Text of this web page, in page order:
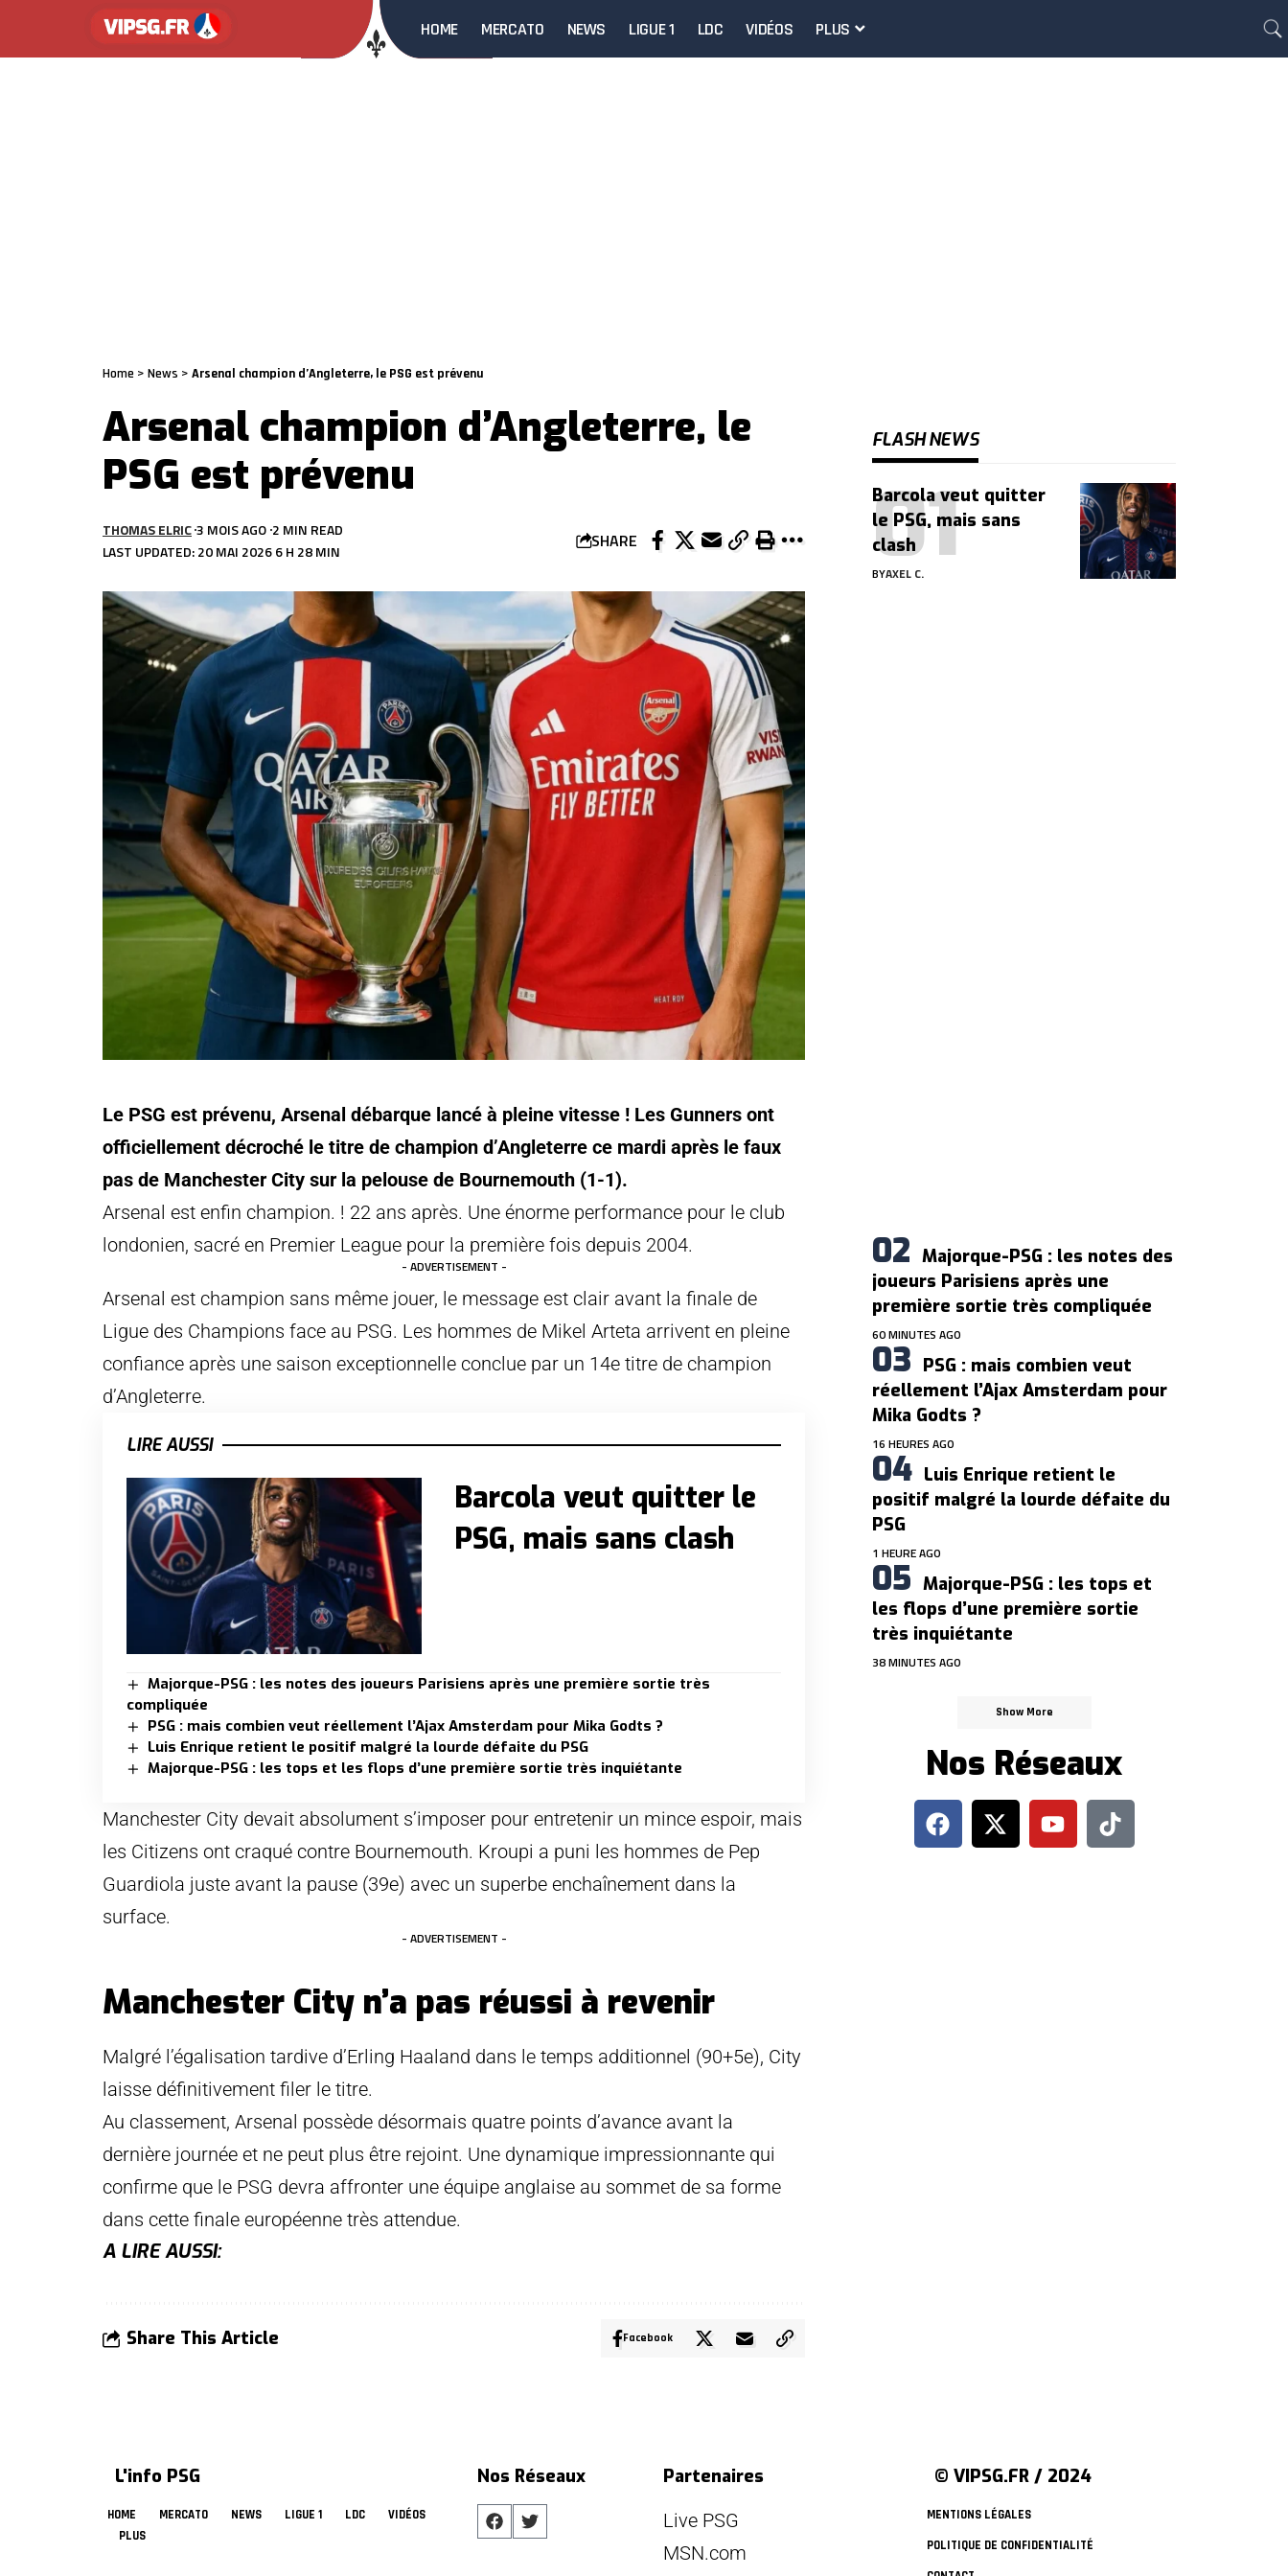
HOME MERCATO NEWS LIGUE 1 LDC VIDÉOS PLUS
Home > News > Arsenal champion d’Angleterre, le PSG est prévenu
Arsenal champion d’Angleterre, le
PSG est prévenu
LAST UPDATED: 20 MAI 2026 6 H 28 MIN
THOMAS ELRIC 3 MOIS AGO 2 MIN READ SHARE
Le PSG est prévenu, Arsenal débarque lancé à pleine vitesse ! Les Gunners ont
officiellement décroché le titre de champion d’Angleterre ce mardi après le faux
pas de Manchester City sur la pelouse de Bournemouth (1-1).
Arsenal est enfin champion. ! 22 ans après. Une énorme performance pour le club
londonien, sacré en Premier League pour la première fois depuis 2004.
- ADVERTISEMENT -
Arsenal est champion sans même jouer, le message est clair avant la finale de
Ligue des Champions face au PSG. Les hommes de Mikel Arteta arrivent en pleine
confiance après une saison exceptionnelle conclue par un 14e titre de champion
d’Angleterre.
LIRE AUSSI
Barcola veut quitter le
PSG, mais sans clash
Majorque-PSG : les notes des joueurs Parisiens après une première sortie très
compliquée
PSG : mais combien veut réellement l’Ajax Amsterdam pour Mika Godts ?
Luis Enrique retient le positif malgré la lourde défaite du PSG
Majorque-PSG : les tops et les flops d’une première sortie très inquiétante
Manchester City devait absolument s’imposer pour entretenir un mince espoir, mais
les Citizens ont craqué contre Bournemouth. Kroupi a puni les hommes de Pep
Guardiola juste avant la pause (39e) avec un superbe enchaînement dans la
surface.
- ADVERTISEMENT -
Manchester City n’a pas réussi à revenir
Malgré l’égalisation tardive d’Erling Haaland dans le temps additionnel (90+5e), City
laisse définitivement filer le titre.
Au classement, Arsenal possède désormais quatre points d’avance avant la
dernière journée et ne peut plus être rejoint. Une dynamique impressionnante qui
confirme que le PSG devra affronter une équipe anglaise au sommet de sa forme
dans cette finale européenne très attendue.
A LIRE AUSSI:
Share This Article Facebook
FLASH NEWS
Barcola veut quitter
le PSG, mais sans
clash
BYAXEL C.
Majorque-PSG : les notes des
joueurs Parisiens après une
première sortie très compliquée
60 MINUTES AGO
PSG : mais combien veut
réellement l’Ajax Amsterdam pour
Mika Godts ?
16 HEURES AGO
Luis Enrique retient le
positif malgré la lourde défaite du
PSG
1 HEURE AGO
Majorque-PSG : les tops et
les flops d’une première sortie
très inquiétante
38 MINUTES AGO
Show More
Nos Réseaux
L'info PSG
HOME MERCATO NEWS LIGUE 1 LDC
VIDÉOS
PLUS
Nos Réseaux
Partenaires
Live PSG
MSN.com
© VIPSG.FR / 2024
MENTIONS LÉGALES
POLITIQUE DE CONFIDENTIALITÉ